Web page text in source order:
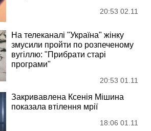
20:53 02.11
На телеканалі "Україна" жінку
змусили пройти по розпеченому
вугіллю: "Прибрати старі
програми"
20:53 01.11
Закривавлена Ксенія Мішина
показала втілення мрії
18:06 01.11